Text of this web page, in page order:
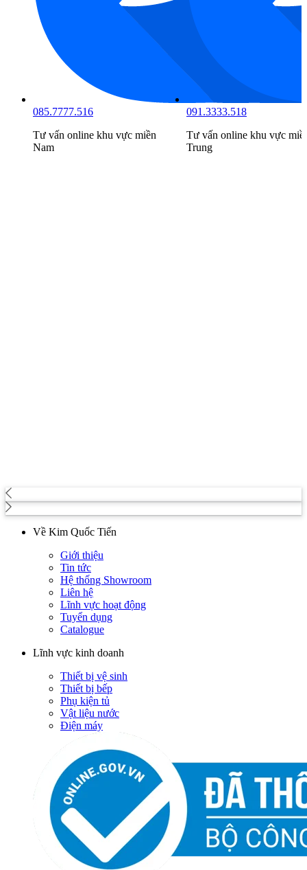
085.7777.516
Tư vấn online khu vực miền
Nam
091.3333.518
Tư vấn online khu vực
Trung
Về Kim Quốc Tiến
Giới thiệu
Tin tức
Hệ thống Showroom
Liên hệ
Lĩnh vực hoạt động
Tuyển dụng
Catalogue
Lĩnh vực kinh doanh
Thiết bị vệ sinh
Thiết bị bếp
Phụ kiện tủ
Vật liệu nước
Điện máy